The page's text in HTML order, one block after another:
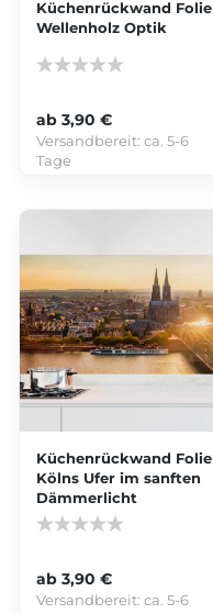
Küchenrückwand Folie
Wellenholz Optik
ab 3,90 €
Versandbereit:ca. 5-6
Tage
Küchenrückwand Folie
Kölns Ufer im sanften
Dämmerlicht
ab 3,90 €
Versandbereit:ca. 5-6